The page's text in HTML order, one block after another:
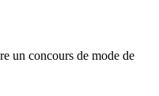
un concours de mode de